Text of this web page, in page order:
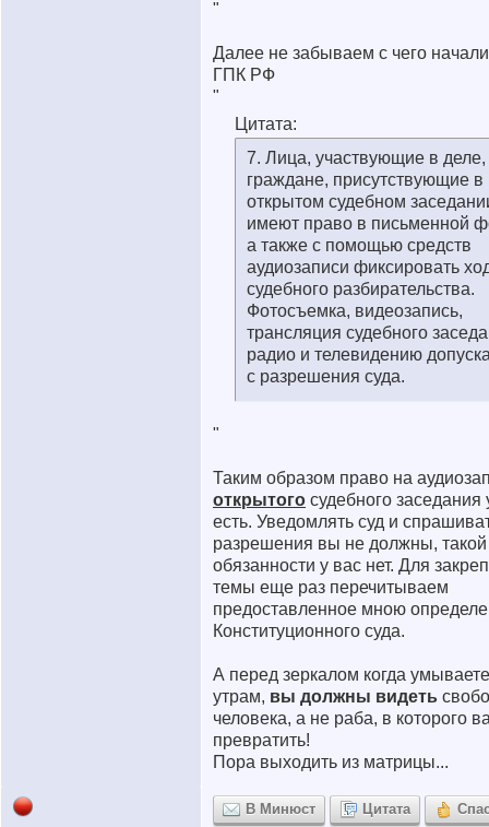
"
Далее не забываем с чего начали
ГПК РФ
"
Цитата:
7. Лица, участвующие в деле,
граждане, присутствующие в
открытом судебном
имеют право в письменной
а также с помощью средств
аудиозаписи фиксировать
судебного разбирательства.
Фотосъемка, видеозапись,
трансляция судебного
радио и телевидению
с разрешения суда.
"
Таким образом право на
открытого судебного заседания
есть. Уведомлять суд и
разрешения вы не должны, такой
обязанности у вас нет. Для
темы еще раз перечитываем
предоставленное мною
Конституционного суда.
А перед зеркалом когда
утрам, вы должны видеть
человека, а не раба, в которого
превратить!
Пора выходить из матрицы...
В Минюст Цитата